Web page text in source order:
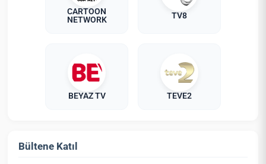
CARTOON
NETWORK
TV8
BEYAZ TV TEVE2
Bültene Katıl